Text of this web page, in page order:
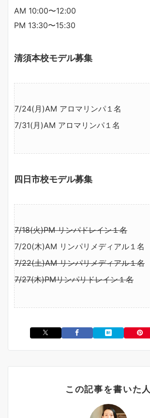
AM 10:00〜12:00
PM 13:30〜15:30
清須本校モデル募集
7/24(月)AM アロマリンパ１名
7/31(月)AM アロマリンパ１名
四日市校モデル募集
7/18(火)PM リンパドレイン１名
7/20(木)AM リンパリメディアル１名
7/22(土)AM リンパリメディアル１名
7/27(木)PMリンパリドレイン１名
この記事を書いた人